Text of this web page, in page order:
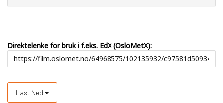
Direktelenke for bruk i f.eks. EdX (OsloMetX):
Last Ned